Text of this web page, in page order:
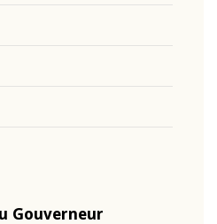
Gouverneur